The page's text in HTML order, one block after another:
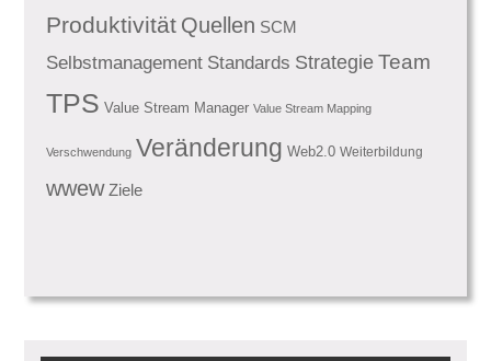
Produktivität Quellen SCM
Selbstmanagement Standards Strategie Team
TPS Value Stream Manager Value Stream Mapping
Verschwendung Veränderung Web2.0 Weiterbildung
wwew Ziele